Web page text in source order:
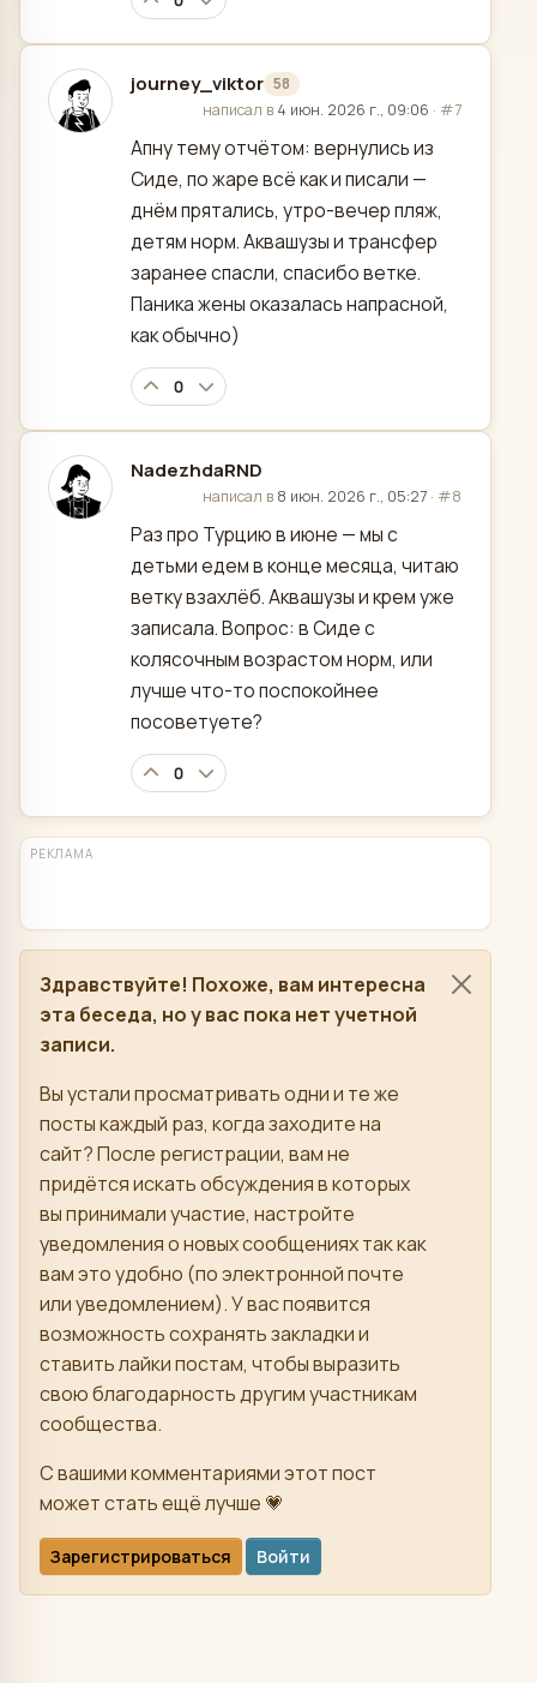
journey_viktor 58
отредактировано
написал в 4 июн. 2026 г., 09:06 · #7
Апну тему отчётом: вернулись из
Сиде, по жаре всё как и писали —
днём прятались, утро-вечер пляж,
детям норм. Аквашузы и трансфер
заранее спасли, спасибо ветке.
Паника жены оказалась напрасной,
как обычно)
0
NadezhdaRND
отредактировано
написал в 8 июн. 2026 г., 05:27 · #8
Раз про Турцию в июне — мы с
детьми едем в конце месяца, читаю
ветку взахлёб. Аквашузы и крем уже
записала. Вопрос: в Сиде с
колясочным возрастом норм, или
лучше что-то поспокойнее
посоветуете?
0
РЕКЛАМА
Здравствуйте! Похоже, вам интересна
эта беседа, но у вас пока нет учетной
записи.
Вы устали просматривать одни и те же
посты каждый раз, когда заходите на
сайт? После регистрации, вам не
придётся искать обсуждения в которых
вы принимали участие, настройте
уведомления о новых сообщениях так как
вам это удобно (по электронной почте
или уведомлением). У вас появится
возможность сохранять закладки и
ставить лайки постам, чтобы выразить
свою благодарность другим участникам
сообщества.
С вашими комментариями этот пост
может стать ещё лучше 💗
Зарегистрироваться Войти